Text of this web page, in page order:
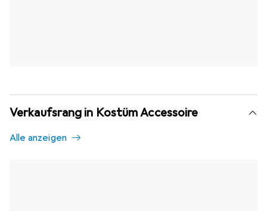
Verkaufsrang in Kostüm Accessoire
Alle anzeigen